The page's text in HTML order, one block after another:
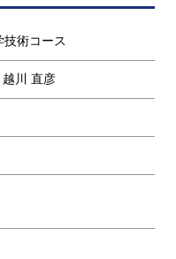
技術コース
越川 直彦